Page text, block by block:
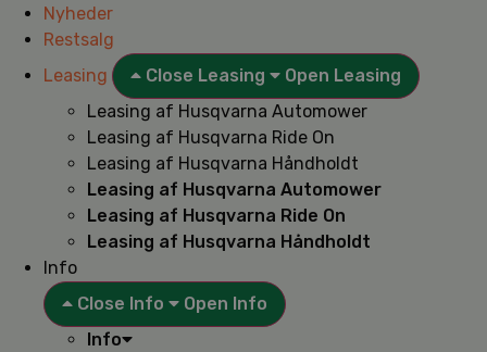
Nyheder
Restsalg
Leasing
Close Leasing
Open Leasing
Leasing af Husqvarna Automower
Leasing af Husqvarna Ride On
Leasing af Husqvarna Håndholdt
Leasing af Husqvarna Automower
Leasing af Husqvarna Ride On
Leasing af Husqvarna Håndholdt
Info
Close Info
Open Info
Info